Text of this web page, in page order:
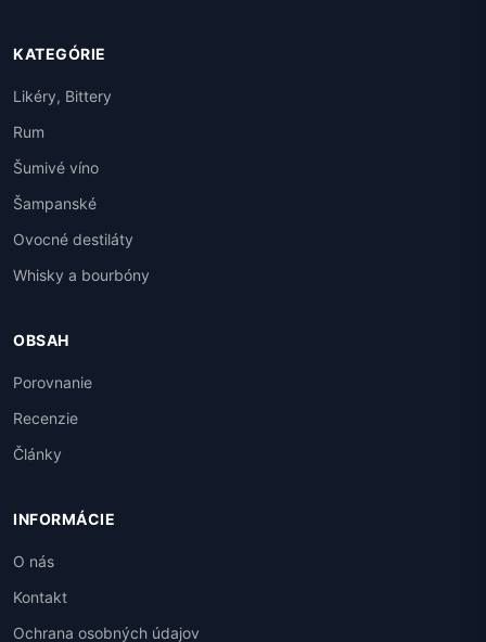
KATEGÓRIE
Likéry, Bittery
Rum
Šumivé víno
Šampanské
Ovocné destiláty
Whisky a bourbóny
OBSAH
Porovnanie
Recenzie
Články
INFORMÁCIE
O nás
Kontakt
Ochrana osobných údajov